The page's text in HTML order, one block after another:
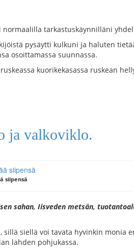
tarkastuskäynnilläni
pysäytti kulkuni ja haluten
osoittamassa suunnassa.
kuorikekasassa ruskean
ja valkoviklo.
siipensä
sahan, Iisveden metsän,
siellä voi tavata hyvinkin monia
lahden pohjukassa.